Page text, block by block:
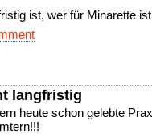
ist, wer für Minarette
langfristig
heute schon gelebte